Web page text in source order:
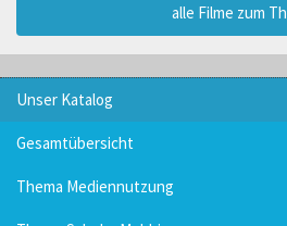
alle Filme zum
Unser Katalog
Gesamtübersicht
Thema Mediennutzung